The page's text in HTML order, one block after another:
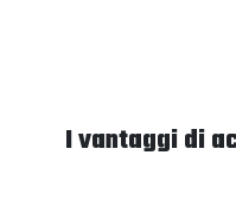
I vantaggi di